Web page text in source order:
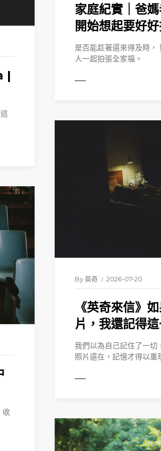
|
家庭紀實｜爸
開始想起要好
是否能趁著還來得及時，
人一起拍張全家福。
By英奇 2026-07-20
《英奇來信》
片，我還記得
我們以為自己記住了一切
照片還在，記憶才得以重
收